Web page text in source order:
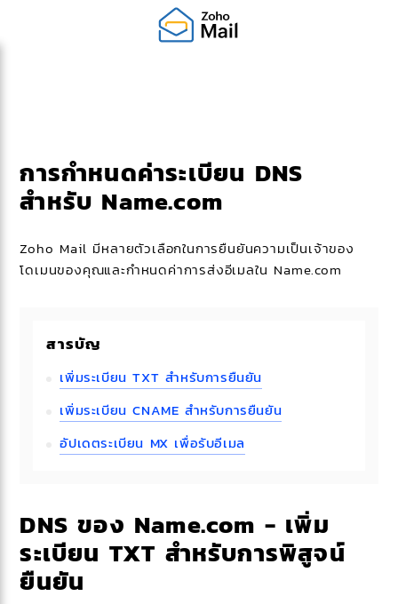
การกำหนดค่าระเบียน DNS
สำหรับ Name.com
Zoho Mail มีหลายตัวเลือกในการยืนยันความเป็นเจ้าของ
โดเมนของคุณและกำหนดค่าการส่งอีเมลใน Name.com
สารบัญ
เพิ่มระเบียน TXT สําหรับการยืนยัน
เพิ่มระเบียน CNAME สําหรับการยืนยัน
อัปเดตระเบียน MX เพื่อรับอีเมล
DNS ของ Name.com - เพิ่ม
ระเบียน TXT สำหรับการพิสูจน์
ยืนยัน